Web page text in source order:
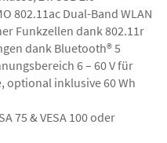
802.11ac Dual-Band WLAN
Funkzellen dank 802.11r
dank Bluetooth® 5
6 – 60 V für
optional inklusive 60 Wh
75 & VESA 100 oder